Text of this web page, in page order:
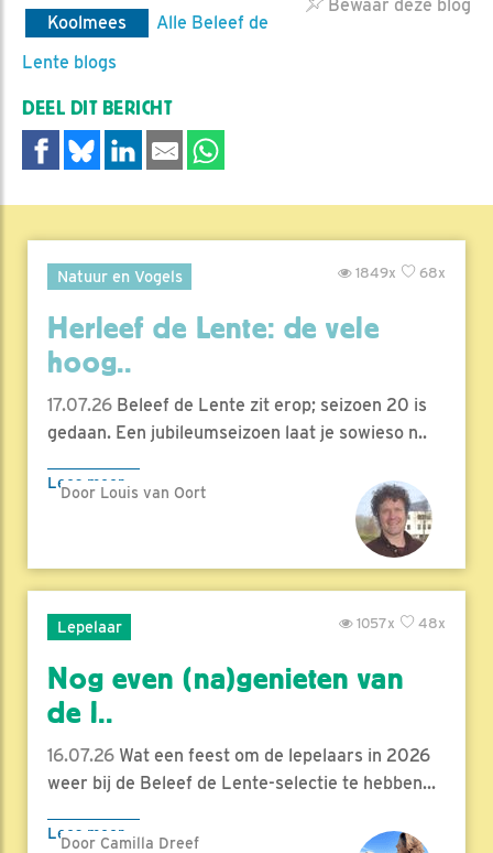
Bewaar deze blog
Koolmees
Alle Beleef de
Lente blogs
DEEL DIT BERICHT
Natuur en Vogels 68x
1849x
Herleef de Lente: de vele
hoog..
17.07.26 Beleef de Lente zit erop; seizoen 20 is
gedaan. Een jubileumseizoen laat je sowieso n..
Lees meer
Door Louis van Oort
Lepelaar 48x
1057x
Nog even (na)genieten van
de l..
16.07.26 Wat een feest om de lepelaars in 2026
weer bij de Beleef de Lente-selectie te hebben...
Lees meer
Door Camilla Dreef